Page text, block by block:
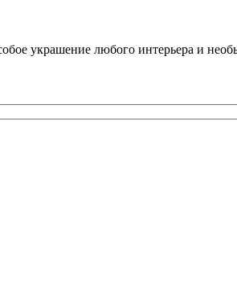
украшение любого интерьера и